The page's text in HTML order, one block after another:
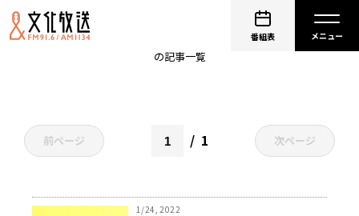
番組表
の記事一覧
前ページ 1 次ページ
1/24, 2022